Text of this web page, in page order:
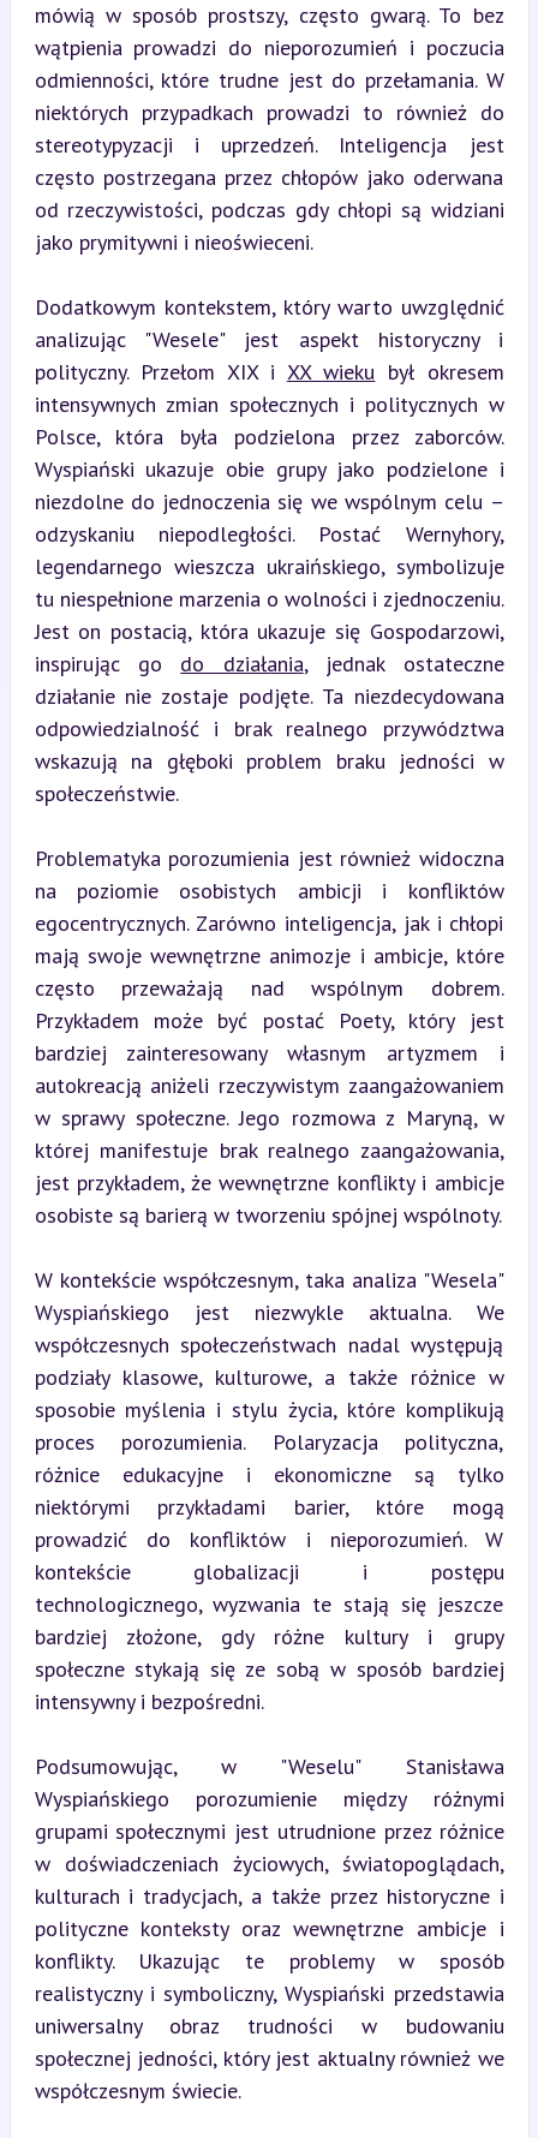
mówią w sposób prostszy, często gwarą. To bez
wątpienia prowadzi do nieporozumień i poczucia
odmienności, które trudne jest do przełamania. W
niektórych przypadkach prowadzi to również do
stereotypyzacji i uprzedzeń. Inteligencja jest
często postrzegana przez chłopów jako oderwana
od rzeczywistości, podczas gdy chłopi są widziani
jako prymitywni i nieoświeceni.
Dodatkowym kontekstem, który warto uwzględnić
analizując "Wesele" jest aspekt historyczny i
polityczny. Przełom XIX i XX wieku był okresem
intensywnych zmian społecznych i politycznych w
Polsce, która była podzielona przez zaborców.
Wyspiański ukazuje obie grupy jako podzielone i
niezdolne do jednoczenia się we wspólnym celu –
odzyskaniu niepodległości. Postać Wernyhory,
legendarnego wieszcza ukraińskiego, symbolizuje
tu niespełnione marzenia o wolności i zjednoczeniu.
Jest on postacią, która ukazuje się Gospodarzowi,
inspirując go do działania, jednak ostateczne
działanie nie zostaje podjęte. Ta niezdecydowana
odpowiedzialność i brak realnego przywództwa
wskazują na głęboki problem braku jedności w
społeczeństwie.
Problematyka porozumienia jest również widoczna
na poziomie osobistych ambicji i konfliktów
egocentrycznych. Zarówno inteligencja, jak i chłopi
mają swoje wewnętrzne animozje i ambicje, które
często przeważają nad wspólnym dobrem.
Przykładem może być postać Poety, który jest
bardziej zainteresowany własnym artyzmem i
autokreacją aniżeli rzeczywistym zaangażowaniem
w sprawy społeczne. Jego rozmowa z Maryną, w
której manifestuje brak realnego zaangażowania,
jest przykładem, że wewnętrzne konflikty i ambicje
osobiste są barierą w tworzeniu spójnej wspólnoty.
W kontekście współczesnym, taka analiza "Wesela"
Wyspiańskiego jest niezwykle aktualna. We
współczesnych społeczeństwach nadal występują
podziały klasowe, kulturowe, a także różnice w
sposobie myślenia i stylu życia, które komplikują
proces porozumienia. Polaryzacja polityczna,
różnice edukacyjne i ekonomiczne są tylko
niektórymi przykładami barier, które mogą
prowadzić do konfliktów i nieporozumień. W
kontekście globalizacji i postępu
technologicznego, wyzwania te stają się jeszcze
bardziej złożone, gdy różne kultury i grupy
społeczne stykają się ze sobą w sposób bardziej
intensywny i bezpośredni.
Podsumowując, w "Weselu" Stanisława
Wyspiańskiego porozumienie między różnymi
grupami społecznymi jest utrudnione przez różnice
w doświadczeniach życiowych, światopoglądach,
kulturach i tradycjach, a także przez historyczne i
polityczne konteksty oraz wewnętrzne ambicje i
konflikty. Ukazując te problemy w sposób
realistyczny i symboliczny, Wyspiański przedstawia
uniwersalny obraz trudności w budowaniu
społecznej jedności, który jest aktualny również we
współczesnym świecie.